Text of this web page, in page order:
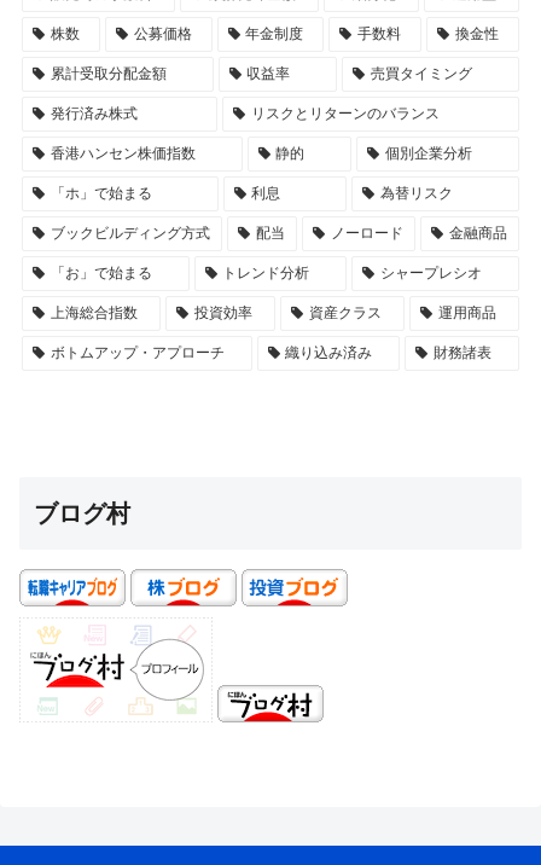
株数 公募価格 年金制度 手数料 換金性
累計受取分配金額 収益率 売買タイミング
発行済み株式 リスクとリターンのバランス
香港ハンセン株価指数 静的 個別企業分析
「ホ」で始まる 利息 為替リスク
ブックビルディング方式 配当 ノーロード 金融商品
「お」で始まる トレンド分析 シャープレシオ
上海総合指数 投資効率 資産クラス 運用商品
ボトムアップ・アプローチ 織り込み済み 財務諸表
ブログ村